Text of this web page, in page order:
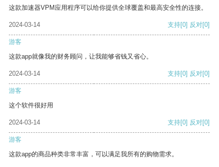
这款加速器VPM应用程序可以给你提供全球覆盖和最高安全性的连接。
2024-03-14 支持[0] 反对[0]
游客
这款app就像我的财务顾问，让我能够省钱又省心。
2024-03-14 支持[0] 反对[0]
游客
这个软件很好用
2024-03-14 支持[0] 反对[0]
游客
这款app的商品种类非常丰富，可以满足我所有的购物需求。